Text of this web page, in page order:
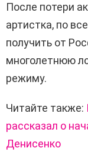
После потери
артистка, по
получить от
многолетнюю
режиму.
Читайте также:
рассказал о
Денисенко